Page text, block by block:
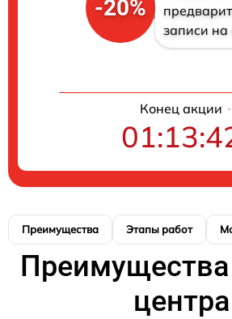
-20%
записи на
Конец акции
Преимущества Этапы работ
Преимущества
центра